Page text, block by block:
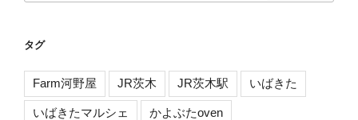
タグ
Farm河野屋 JR茨木 JR茨木駅 いばきた
いばきたマルシェ かよぶたoven